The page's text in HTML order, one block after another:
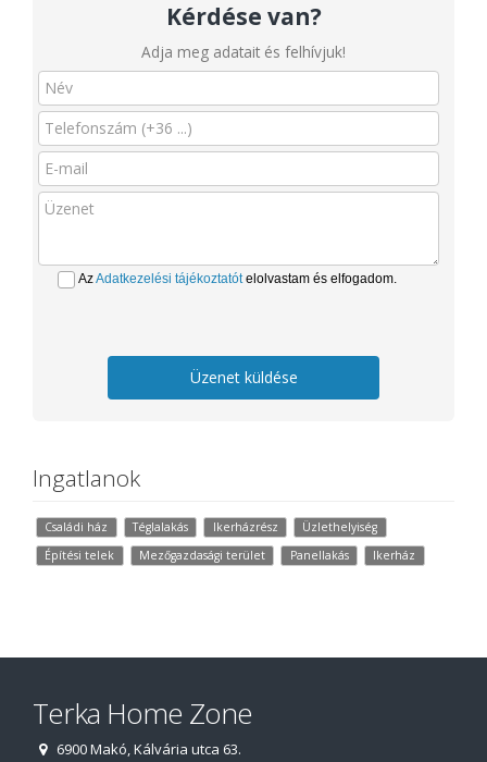
Kérdése van?
Adja meg adatait és felhívjuk!
AzAdatkezelési tájékoztatótelolvastam és elfogadom.
Üzenet küldése
Ingatlanok
Családi ház Téglalakás Ikerházrész
Üzlethelyiség
Építési telek
Mezőgazdasági terület Panellakás Ikerház
Terka Home Zone
6900 Makó, Kálvária utca 63.